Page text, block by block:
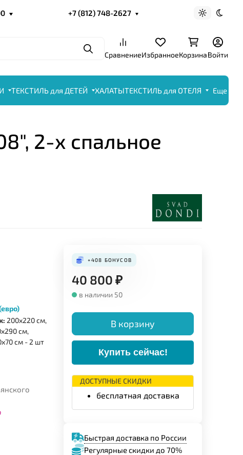
+7 (812) 748-2627 Светлая
ПоискСравнениеИзбранноеКорзинаВойти
ТЕКСТИЛЬ для ДЕТЕЙ ХАЛАТЫТЕКСТИЛЬ для ОТЕЛЯ Еще
2-х спальное
200x220 см,
см,
см - 2 шт
+408 БОНУСОВ
40 800 ₽
в наличии 50
В корзину
Купить сейчас!
ДОСТУПНЫЕ СКИДКИ
бесплатная доставка
Быстрая доставка по России
Регулярные скидки до 70%